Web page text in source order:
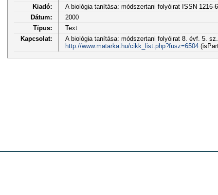
Kiadó:
A biológia tanítása: módszertani folyóirat ISSN 1216-
Dátum:
2000
Típus:
Text
Kapcsolat:
A biológia tanítása: módszertani folyóirat 8. évf. 5.
http://www.matarka.hu/cikk_list.php?fusz=6504